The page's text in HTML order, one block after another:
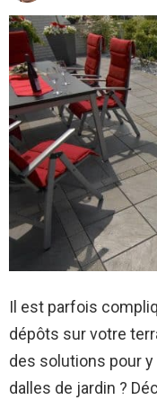
Il est parfois
dépôts sur votre
des solutions pour
dalles de jardin ?